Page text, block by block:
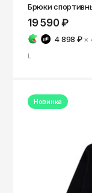
Брюки
19 590 ₽
4 898 ₽ ×
L
Новинка